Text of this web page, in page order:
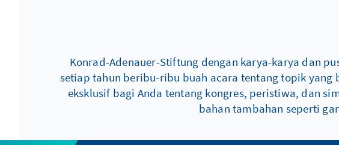
Konrad-Adenauer-Stiftung dengan karya-karya dan
setiap tahun beribu-ribu buah acara tentang topik
eksklusif bagi Anda tentang kongres, peristiwa, dan
bahan tambahan seperti